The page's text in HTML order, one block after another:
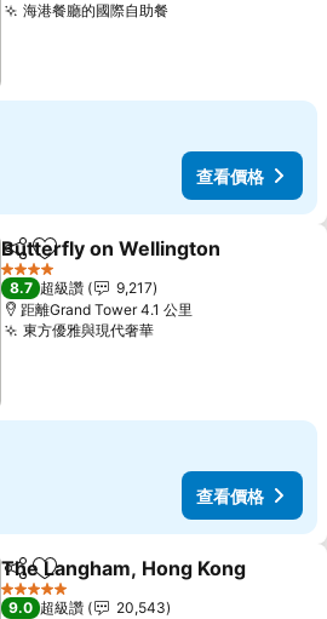
海港餐廳的國際自助餐查看價格
查看價格
分享 加入我的最愛
Butterfly on Wellington
4 星級
8.7 超級讚
9,217
距離Grand Tower 4.1 公里
東方優雅與現代奢華查看價格
查看價格
分享 加入我的最愛
The Langham, Hong Kong
5 星級
9.0 超級讚
20,543